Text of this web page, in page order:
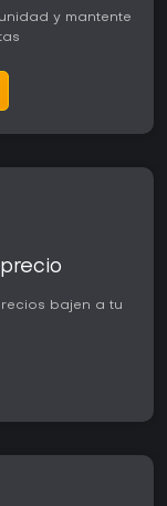
y mantente
bajen a tu